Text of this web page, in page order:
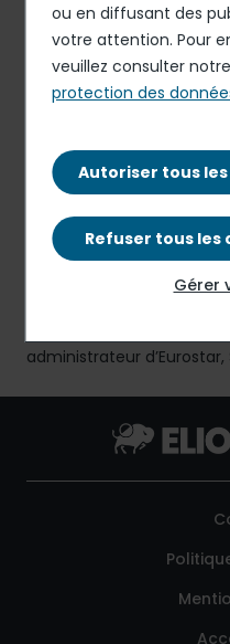
au développement de
nouvelles recettes et un
marque réussi.
période, 20% des
Il devient PDG du Groupe
place une stratégie de
la réorganisation des
politique ambitieuse
administrateur d’Eurostar,
ou en diffusant des
votre attention. Pour
veuillez consulter
protection des
Autoriser tous
Refuser tous
Gérer